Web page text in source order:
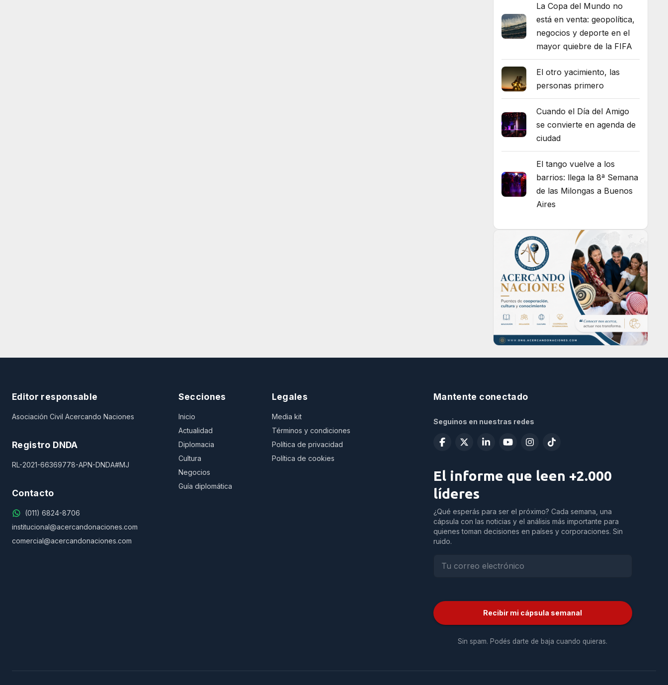
La Copa del Mundo no
está en venta: geopolítica,
negocios y deporte en el
mayor quiebre de la FIFA
El otro yacimiento, las
personas primero
Cuando el Día del Amigo
se convierte en agenda de
ciudad
El tango vuelve a los
barrios: llega la 8ª Semana
de las Milongas a Buenos
Aires
Editor responsable
Asociación Civil Acercando Naciones
Registro DNDA
RL-2021-66369778-APN-DNDA#MJ
Contacto
(011) 6824-8706
institucional@acercandonaciones.com
comercial@acercandonaciones.com
Secciones
Inicio
Actualidad
Diplomacia
Cultura
Negocios
Guía diplomática
Legales
Media kit
Términos y condiciones
Política de privacidad
Política de cookies
Mantente conectado
Seguinos en nuestras redes
El informe que leen +2.000
líderes
¿Qué esperás para ser el próximo? Cada semana, una
cápsula con las noticias y el análisis más importante para
quienes toman decisiones en países y corporaciones. Sin
ruido.
Recibir mi cápsula semanal
Sin spam. Podés darte de baja cuando quieras.